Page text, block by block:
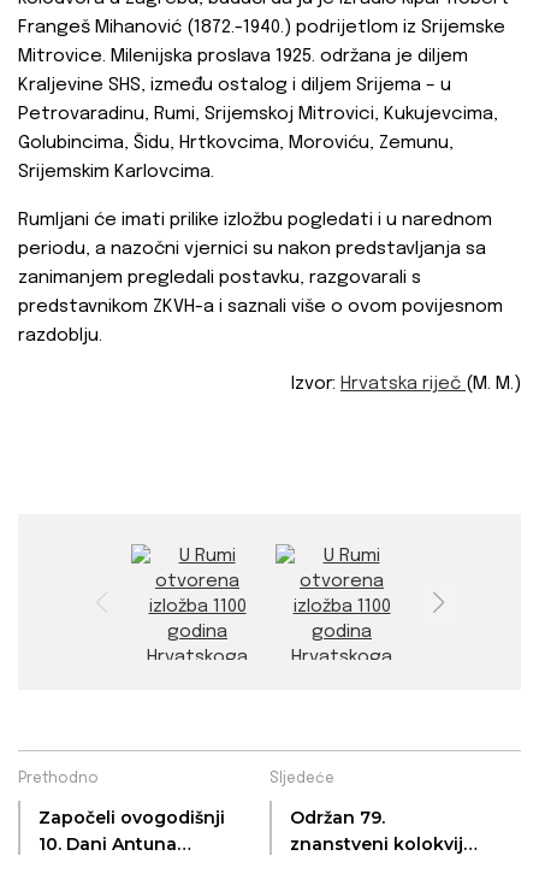
Frangeš Mihanović (1872.-1940.) podrijetlom iz Srijemske
Mitrovice. Milenijska proslava 1925. održana je diljem
Kraljevine SHS, između ostalog i diljem Srijema – u
Petrovaradinu, Rumi, Srijemskoj Mitrovici, Kukujevcima,
Golubincima, Šidu, Hrtkovcima, Moroviću, Zemunu,
Srijemskim Karlovcima.
Rumljani će imati prilike izložbu pogledati i u narednom
periodu, a nazočni vjernici su nakon predstavljanja sa
zanimanjem pregledali postavku, razgovarali s
predstavnikom ZKVH-a i saznali više o ovom povijesnom
razdoblju.
Izvor: Hrvatska riječ (M. M.)
Prethodno
Započeli ovogodišnji
10. Dani Antuna
Sljedeće
Održan 79.
znanstveni kolokvij